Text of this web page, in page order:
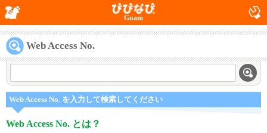
Guam
Web Access No.
Web Access No. を入力して検索してください
Web Access No. とは？